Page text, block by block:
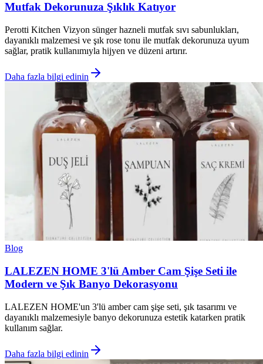
Mutfak Dekorunuza Şıklık Katıyor
Perotti Kitchen Vizyon sünger hazneli mutfak sıvı sabunlukları,
dayanıklı malzemesi ve şık rose tonu ile mutfak dekorunuza uyum
sağlar, pratik kullanımıyla hijyen ve düzeni artırır.
Daha fazla bilgi edinin
Blog
LALEZEN HOME 3'lü Amber Cam Şişe Seti ile
Modern ve Şık Banyo Dekorasyonu
LALEZEN HOME'un 3'lü amber cam şişe seti, şık tasarımı ve
dayanıklı malzemesiyle banyo dekorunuza estetik katarken pratik
kullanım sağlar.
Daha fazla bilgi edinin